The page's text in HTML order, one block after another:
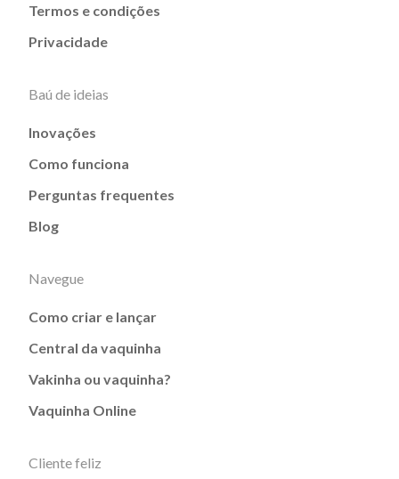
Termos e condições
Privacidade
Baú de ideias
Inovações
Como funciona
Perguntas frequentes
Blog
Navegue
Como criar e lançar
Central da vaquinha
Vakinha ou vaquinha?
Vaquinha Online
Cliente feliz